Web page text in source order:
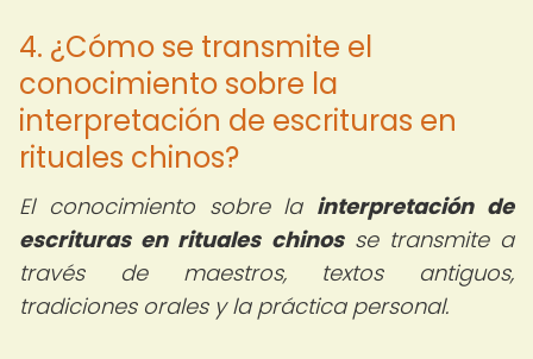
4. ¿Cómo se transmite el
conocimiento sobre la
interpretación de escrituras en
rituales chinos?
El conocimiento sobre la interpretación de
escrituras en rituales chinosse transmite a
través de maestros, textos antiguos,
tradiciones orales y la práctica personal.